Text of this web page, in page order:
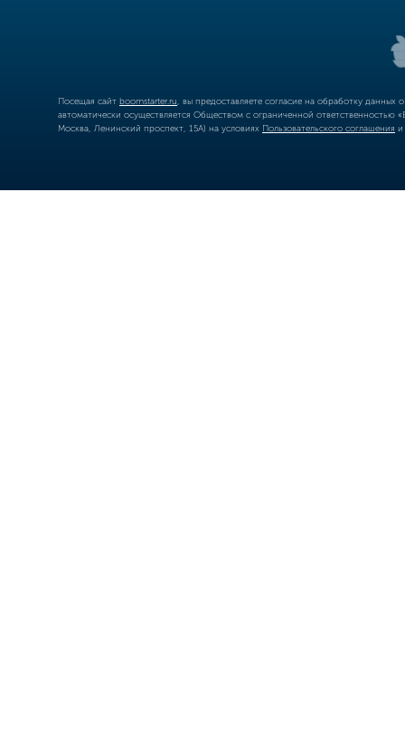
Посещая сайт boomstarter.ru , вы предоставляете согласие на обработку
автоматически осуществляется Обществом с ограниченной
Москва, Ленинский проспект, 15А) на условиях Пользовательского соглашения и